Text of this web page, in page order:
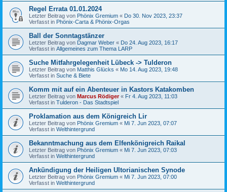
Regel Errata 01.01.2024
Letzter Beitrag von Phönix Gremium « Do 30. Nov 2023, 23:37
Verfasst in Phönix-Carta & Phönix-Orgas
Ball der Sonntagstänzer
Letzter Beitrag von Dagmar Weber « Do 24. Aug 2023, 16:17
Verfasst in Allgemeines zum Thema LARP
Suche Mitfahrgelegenheit Lübeck -> Tulderon
Letzter Beitrag von Matthis Glücks « Mo 14. Aug 2023, 19:48
Verfasst in Suche & Biete
Komm mit auf ein Abenteuer in Kastors Katakomben
Letzter Beitrag von Marcus Rödiger« Fr 4. Aug 2023, 11:03
Verfasst in Tulderon - Das Stadtspiel
Proklamation aus dem Königreich Lir
Letzter Beitrag von Phönix Gremium « Mi 7. Jun 2023, 07:07
Verfasst in Welthintergrund
Bekanntmachung aus dem Elfenkönigreich Raikal
Letzter Beitrag von Phönix Gremium « Mi 7. Jun 2023, 07:03
Verfasst in Welthintergrund
Ankündigung der Heiligen Ultorianischen Synode
Letzter Beitrag von Phönix Gremium « Mi 7. Jun 2023, 07:00
Verfasst in Welthintergrund